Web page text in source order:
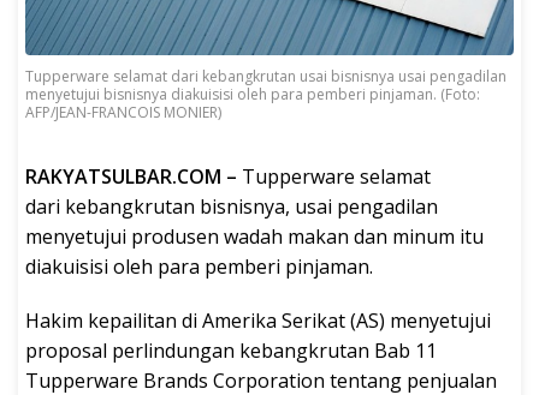
Tupperware selamat dari kebangkrutan usai bisnisnya usai pengadilan
menyetujui bisnisnya diakuisisi oleh para pemberi pinjaman. (Foto:
AFP/JEAN-FRANCOIS MONIER)
RAKYATSULBAR.COM – Tupperware selamat
dari kebangkrutan bisnisnya, usai pengadilan
menyetujui produsen wadah makan dan minum itu
diakuisisi oleh para pemberi pinjaman.
Hakim kepailitan di Amerika Serikat (AS) menyetujui
proposal perlindungan kebangkrutan Bab 11
Tupperware Brands Corporation tentang penjualan